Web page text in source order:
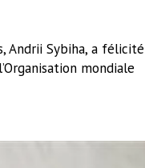
Andrii Sybiha, a félicité
mondiale